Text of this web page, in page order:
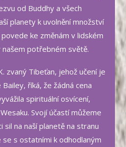
od Buddhy a všech
planety k uvolnění množství
ke změnám v lidském
potřebném světě.
zvaný Tibeťan, jehož učení je
říká, že žádná cena
spirituální osvícení,
Svojí účastí můžeme
sil na naší planetě na stranu
s ostatními k odhodlaným